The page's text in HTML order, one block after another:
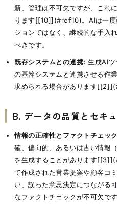
新、管理は不可欠ですが、これ
ります[[10]](#ref10)。AIは一度
ションではなく、継続的な手入
べきです。
既存システムとの連携: 生成AIツ
の基幹システムと連携させる作
求められる場合があります
B. データの品質とセキ
情報の正確性とファクトチェッ
確、偏向的、あるいは古い情報
を生成することがあります
て作成された営業提案や顧客コ
い、誤った意思決定につながる
なファクトチェックが不可欠